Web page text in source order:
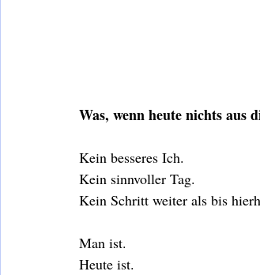
Was, wenn heute nichts aus
Kein besseres Ich.
Kein sinnvoller Tag.
Kein Schritt weiter als bis
Man ist.
Heute ist.